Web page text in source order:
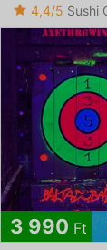
4,4/5 Sushi
3 990 Ft